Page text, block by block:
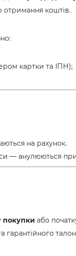
отримання коштів.
картки та ІПН);
на рахунок.
— анулюються
покупки або
гарантійного